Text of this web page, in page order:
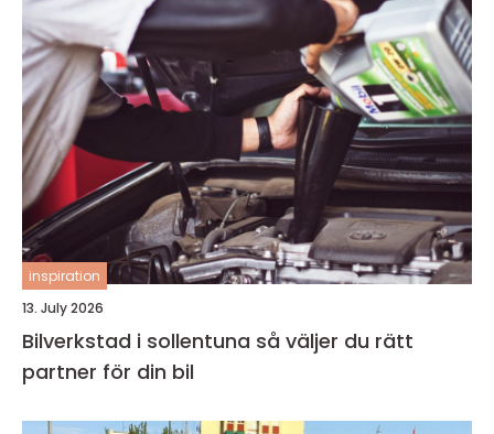
inspiration
13. July 2026
Bilverkstad i sollentuna så väljer du rätt
partner för din bil